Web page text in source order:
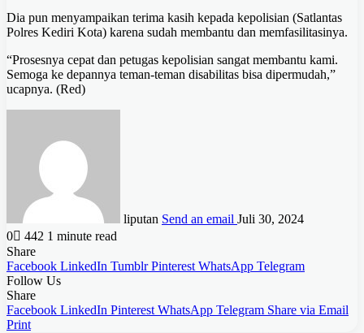
Dia pun menyampaikan terima kasih kepada kepolisian (Satlantas
Polres Kediri Kota) karena sudah membantu dan memfasilitasinya.
“Prosesnya cepat dan petugas kepolisian sangat membantu kami.
Semoga ke depannya teman-teman disabilitas bisa dipermudah,”
ucapnya. (Red)
liputan Send an email Juli 30, 2024
0
442 1 minute read
Share
Facebook LinkedIn Tumblr Pinterest WhatsApp Telegram
Follow Us
Share
Facebook LinkedIn Pinterest WhatsApp Telegram Share via Email
Print